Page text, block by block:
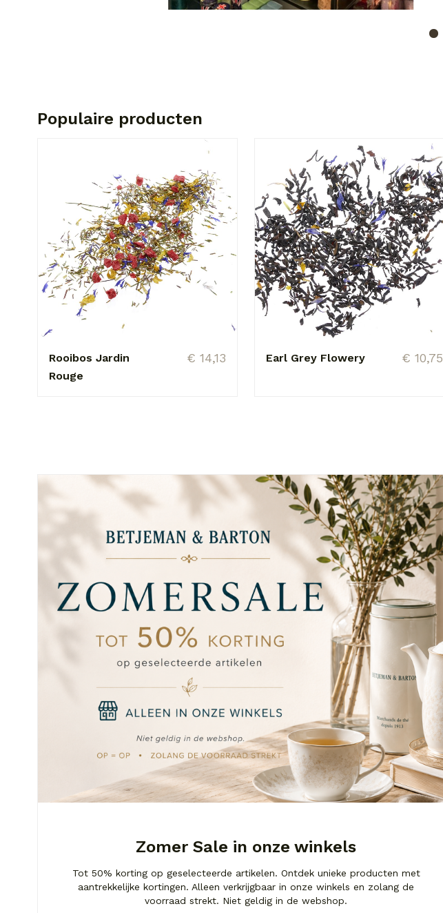
Populaire producten
Rooibos Jardin
Rouge
€ 14,13 Earl Grey Flowery € 10,75
Zomer Sale in onze winkels
Tot 50% korting op geselecteerde artikelen. Ontdek unieke producten met
aantrekkelijke kortingen. Alleen verkrijgbaar in onze winkels en zolang de
voorraad strekt. Niet geldig in de webshop.